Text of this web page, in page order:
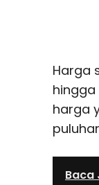
Harga
hingga
harga
Baca